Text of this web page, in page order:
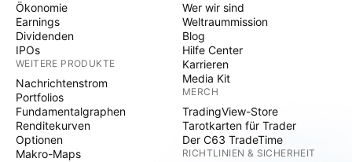
Ökonomie
Earnings
Dividenden
IPOs
WEITERE PRODUKTE
Nachrichtenstrom
Portfolios
Fundamentalgraphen
Renditekurven
Optionen
Makro-Maps
Wer wir sind
Weltraummission
Blog
Hilfe Center
Karrieren
Media Kit
MERCH
TradingView-Store
Tarotkarten für Trader
Der C63 TradeTime
RICHTLINIEN & SICHERHEIT